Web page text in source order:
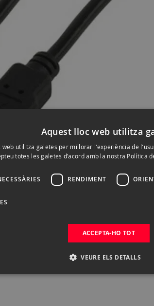
Aquest lloc web utilitza
web utilitza galetes per millorar l'experiència de
totes les galetes d’acord amb la nostra Política
RENDIMENT
ACCEPTA-HO TOT
VEURE ELS DETALLS